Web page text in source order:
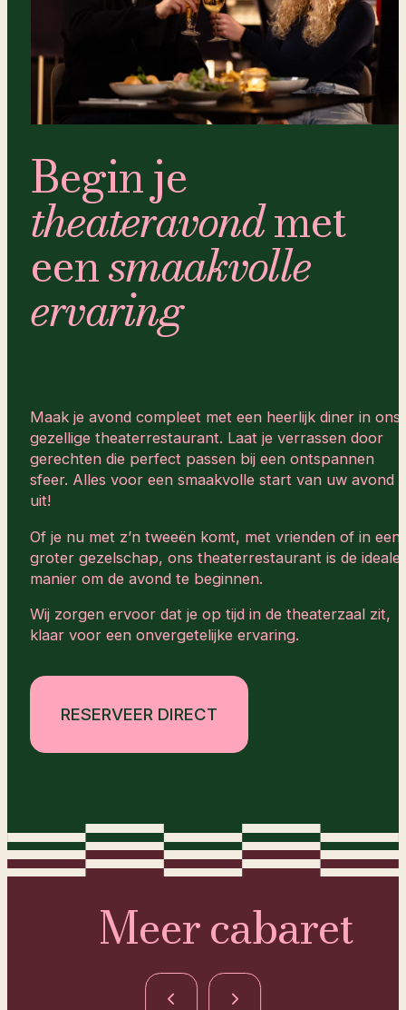
Begin je
theateravondmet
eensmaakvolle
ervaring
Maak je avond compleet met een heerlijk diner in ons
gezellige theaterrestaurant. Laat je verrassen door
gerechten die perfect passen bij een ontspannen
sfeer. Alles voor een smaakvolle start van uw avond
uit!
Of je nu met z’n tweeën komt, met vrienden of in een
groter gezelschap, ons theaterrestaurant is de ideale
manier om de avond te beginnen.
Wij zorgen ervoor dat je op tijd in de theaterzaal zit,
klaar voor een onvergetelijke ervaring.
RESERVEER DIRECT
Meer cabaret